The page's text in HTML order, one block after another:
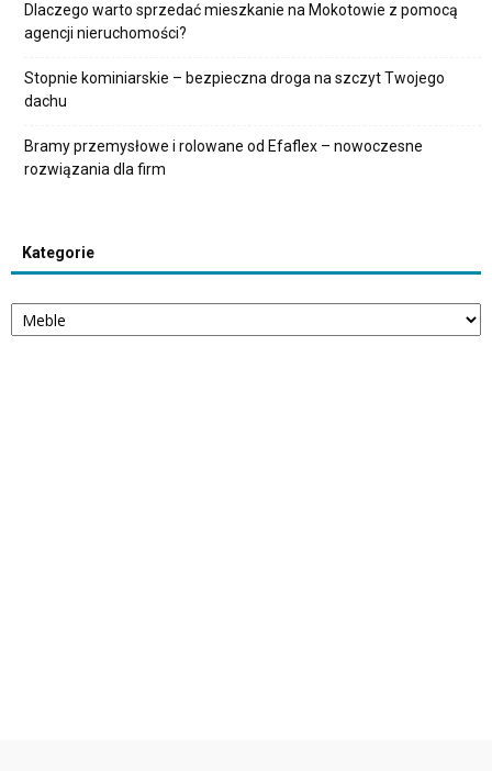
Dlaczego warto sprzedać mieszkanie na Mokotowie z pomocą
agencji nieruchomości?
Stopnie kominiarskie – bezpieczna droga na szczyt Twojego
dachu
Bramy przemysłowe i rolowane od Efaflex – nowoczesne
rozwiązania dla firm
Kategorie
Kategorie